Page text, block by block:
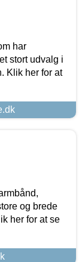
har
stort udvalg i
Klik her for at
og brede
her for at se